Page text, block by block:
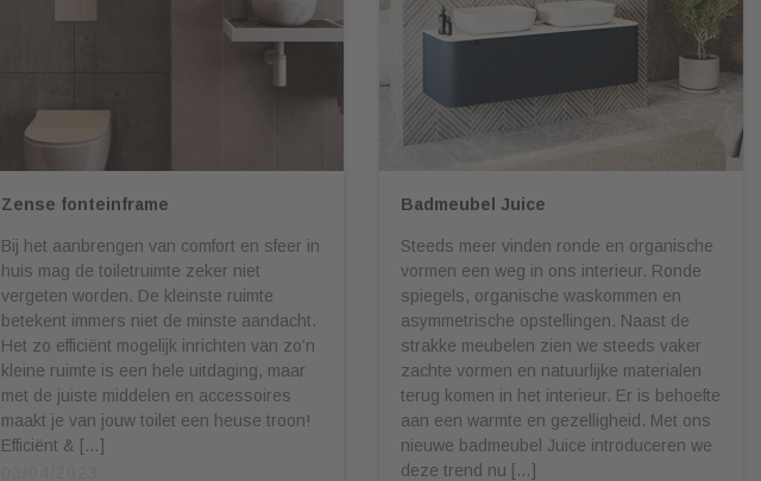
Zense fonteinframe
Bij het aanbrengen van comfort en sfeer in
huis mag de toiletruimte zeker niet
vergeten worden. De kleinste ruimte
betekent immers niet de minste aandacht.
Het zo efficiënt mogelijk inrichten van zo’n
kleine ruimte is een hele uitdaging, maar
met de juiste middelen en accessoires
maakt je van jouw toilet een heuse troon!
Efficiënt & […]
Badmeubel Juice
Steeds meer vinden ronde en organische
vormen een weg in ons interieur. Ronde
spiegels, organische waskommen en
asymmetrische opstellingen. Naast de
strakke meubelen zien we steeds vaker
zachte vormen en natuurlijke materialen
terug komen in het interieur. Er is behoefte
aan een warmte en gezelligheid. Met ons
nieuwe badmeubel Juice introduceren we
deze trend nu […]